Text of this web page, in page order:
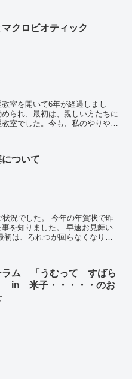
クロビオティック
室を開いて6年が経過しまし
られ、最初は、親しい方たちに
室でした。今も、私のやりやす
ついて
況でした。 今年の年賀状で昨
を知りました。 早速お見舞い
初は、ろれつが回らなくなり、
ラム 「うむって すばら
in 米子・・・・・のお